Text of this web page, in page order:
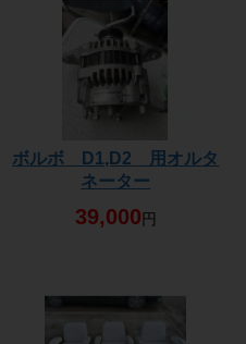
ボルボ D1,D2 用オルタ
ネーター
39,000 円